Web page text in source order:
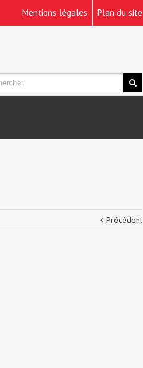
Mentions légales Plan du site
Précédent